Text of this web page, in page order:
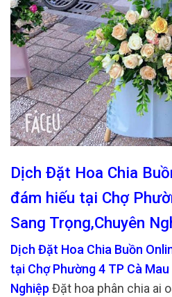
Dịch Đặt Hoa Chia
đám hiếu tại Chợ
Sang Trọng,Chuyên
Dịch Đặt Hoa Chia Buồn
tại Chợ Phường 4 TP Cà
Nghiệp Đặt hoa phân chia ai